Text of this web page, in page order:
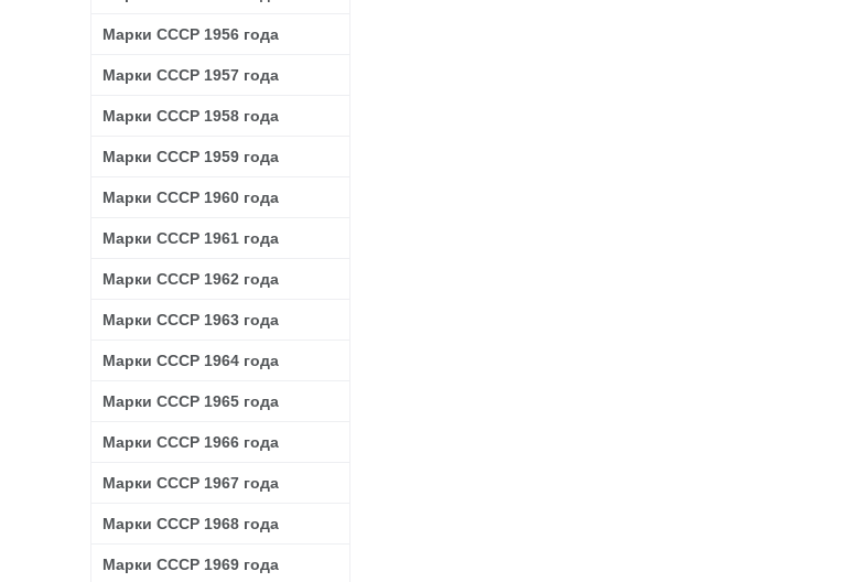
Марки СССР 1956 года
Марки СССР 1957 года
Марки СССР 1958 года
Марки СССР 1959 года
Марки СССР 1960 года
Марки СССР 1961 года
Марки СССР 1962 года
Марки СССР 1963 года
Марки СССР 1964 года
Марки СССР 1965 года
Марки СССР 1966 года
Марки СССР 1967 года
Марки СССР 1968 года
Марки СССР 1969 года